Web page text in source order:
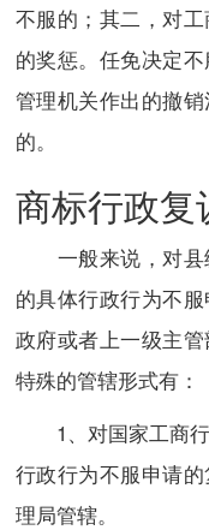
不服的；其二，对
的奖惩。任免决定
管理机关作出的撤销
的。
商标行政复
一般来说，对县
的具体行政行为不
政府或者上一级主
特殊的管辖形式有：
1、对国家工商行
行政行为不服申请
理局管辖。